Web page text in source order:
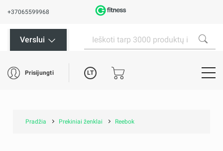
+37065599968
Verslui
Prisijungti LT
Pradžia Prekiniai ženklai Reebok